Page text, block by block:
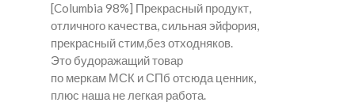
[Columbia 98%] Прекрасный продукт,
отличного качества, сильная эйфория,
прекрасный стим,без отходняков.
Это будоражащий товар
по меркам МСК и СПб отсюда ценник,
плюс наша не легкая работа.